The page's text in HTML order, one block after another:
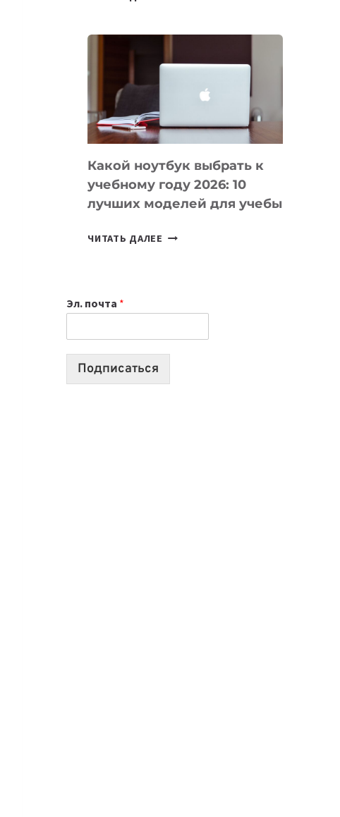
КОТОРЫЕ
СОЗДАВАТЬ
БЕЗ
КОДА
Какой ноутбук выбрать к
учебному году 2026: 10
лучших моделей для учебы
ЧИТАТЬ ДАЛЕЕ КАКОЙ
2026:
10
Эл. почта *
Подписаться